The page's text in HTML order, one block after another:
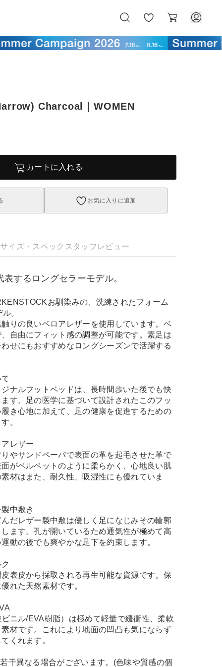
気
に
ー
ト
Charcoal｜WOMEN
カートに入れる
お気に入りに追加
サイズ・スペック スタッフレビュー
するロングセラーモデル。
お馴染みの、洗練されたフォーム
。
りの良いベロアレザーを使用しています。ベ
自由にフィット感の調整が可能です。素足は
せにもおすすめなロングシーズンで活躍する
ナルフットベッドは、長時間歩いた後でも快
す。足の医学に基づいて設計されたこのフッ
履き心地に加えて、足の健康を促進するための
。
アレザー
やサンドペーパで表面の革を起毛させた革で
がベルベットのように柔らかく、心地良い肌
材はまた、耐久性、吸湿性にも優れていま
中敷き
だレザー製中敷は優しく足になじみその輪郭
ます。孔が開いているため通気性が極めて高
動の後でも爽やかな足下を約束します。
表皮から採取される再生可能な資源です。保
れた天然素材です。
ニル/EVA樹脂）は極めて軽量で緩衝性、柔軟
材です。これにより地面の凹凸も気にならず
くれます。
干異なる場合がございます。(色味や質感の個